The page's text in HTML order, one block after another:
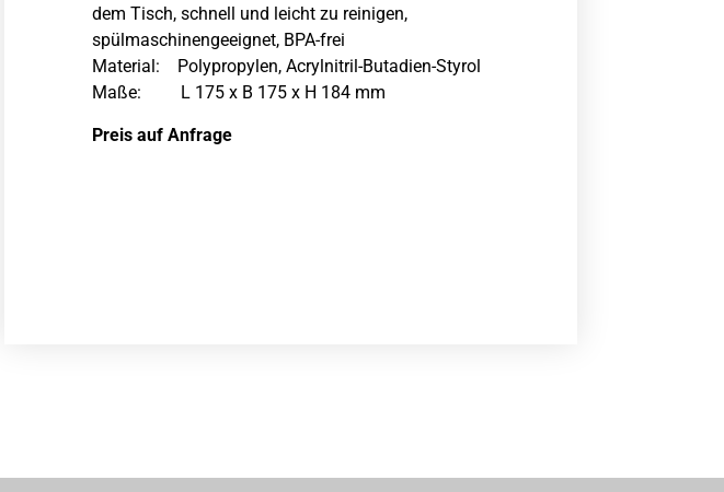
dem Tisch, schnell und leicht zu reinigen,
spülmaschinengeeignet, BPA-frei
Material: Polypropylen, Acrylnitril-Butadien-Styrol
Maße: L 175 x B 175 x H 184 mm
Preis auf Anfrage